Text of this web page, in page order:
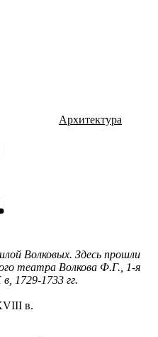
Архитектура
Волковых. Здесь прошли
театра Волкова Ф.Г., 1-я
1729-1733 гг.
в.